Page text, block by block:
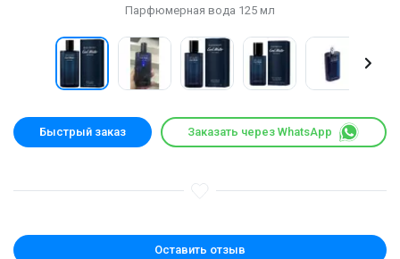
Парфюмерная вода 125 мл
Быстрый заказ Заказать через WhatsApp
Оставить отзыв